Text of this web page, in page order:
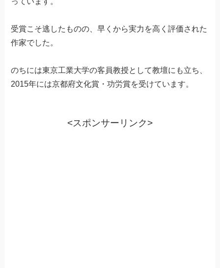
受賞こそ逃したものの、早くから実力を高く評価された
作家でした。
のちには東京工業大学の客員教授として教壇にも立ち、
2015年には京都府文化賞・功労賞を受けています。
<スポンサーリンク>